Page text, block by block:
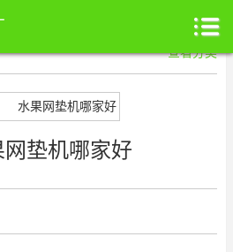
查看分类
网垫机哪家好